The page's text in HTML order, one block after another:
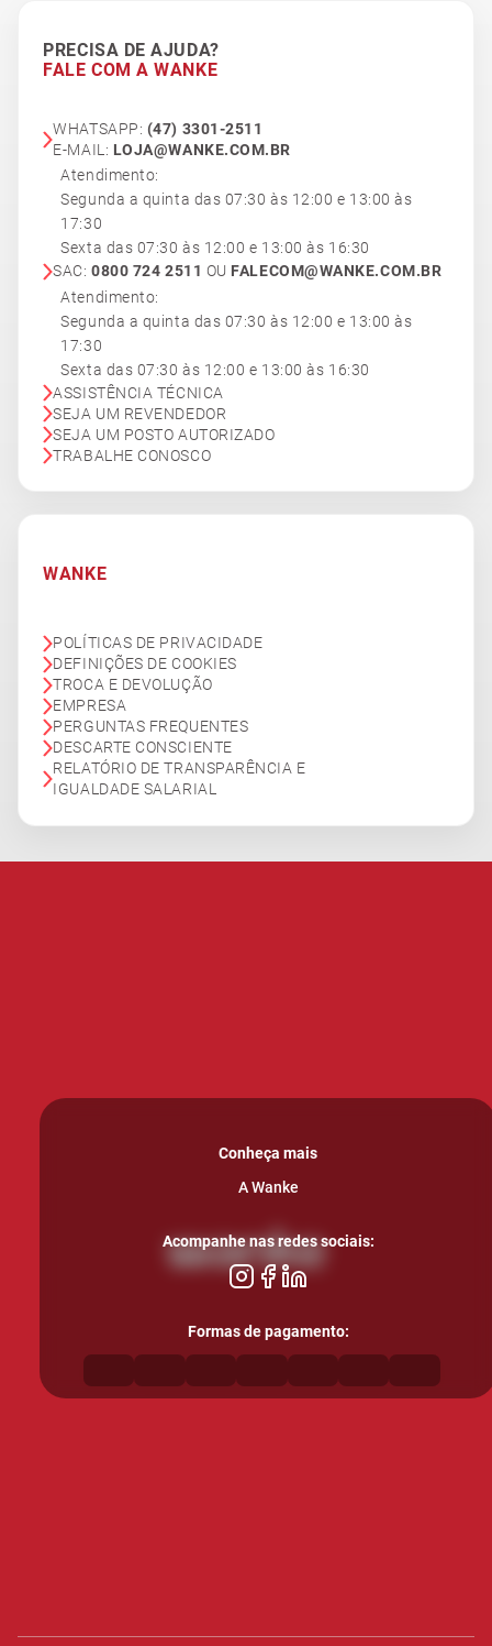
PRECISA DE AJUDA?
FALE COM A WANKE
WHATSAPP: (47) 3301-2511
E-MAIL: LOJA@WANKE.COM.BR
Atendimento:
Segunda a quinta das 07:30 às 12:00 e 13:00 às
17:30
Sexta das 07:30 às 12:00 e 13:00 às 16:30
SAC:0800 724 2511 OU FALECOM@WANKE.COM.BR
Atendimento:
Segunda a quinta das 07:30 às 12:00 e 13:00 às
17:30
Sexta das 07:30 às 12:00 e 13:00 às 16:30
ASSISTÊNCIA TÉCNICA
SEJA UM REVENDEDOR
SEJA UM POSTO AUTORIZADO
TRABALHE CONOSCO
WANKE
POLÍTICAS DE PRIVACIDADE
DEFINIÇÕES DE COOKIES
TROCA E DEVOLUÇÃO
EMPRESA
PERGUNTAS FREQUENTES
DESCARTE CONSCIENTE
RELATÓRIO DE TRANSPARÊNCIA E
IGUALDADE SALARIAL
Conheça mais
A Wanke
Acompanhe nas redes sociais:
Formas de pagamento: